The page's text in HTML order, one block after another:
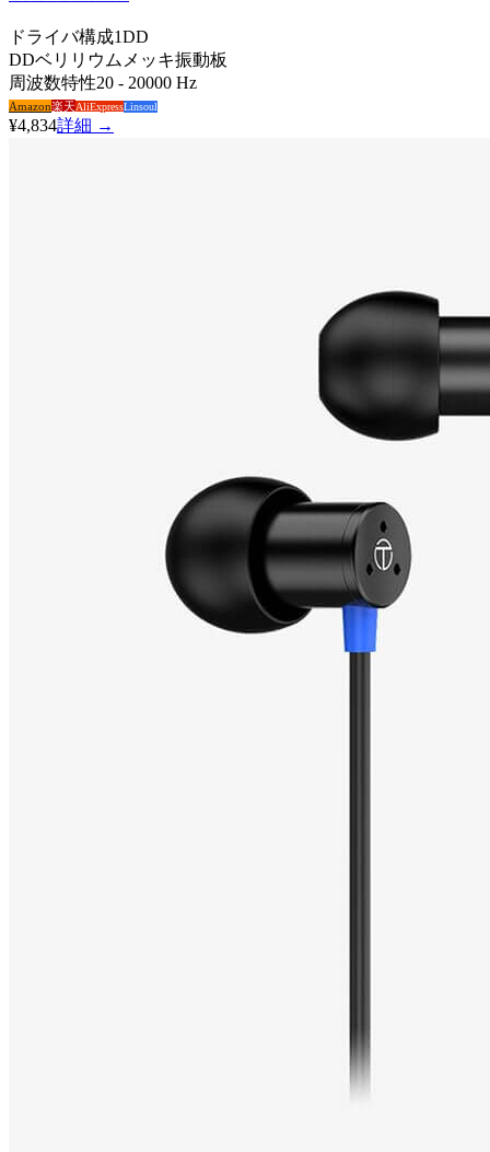
ドライバ構成1DD
DDベリリウムメッキ振動板
周波数特性20 - 20000 Hz
Amazon楽天AliExpressLinsoul
¥4,834詳細 →